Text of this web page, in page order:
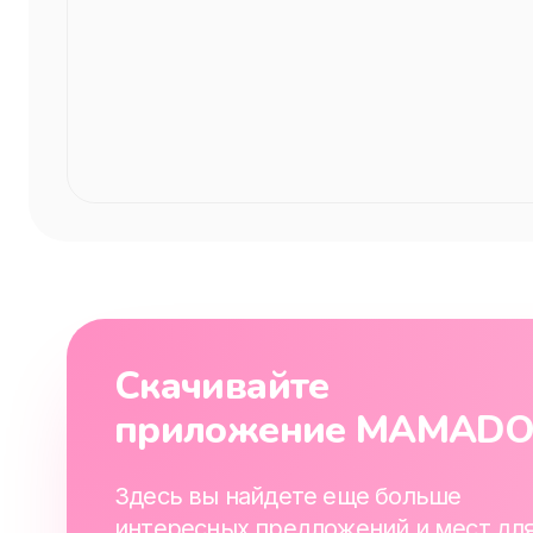
Скачивайте
приложение
Здесь вы найдете еще больше